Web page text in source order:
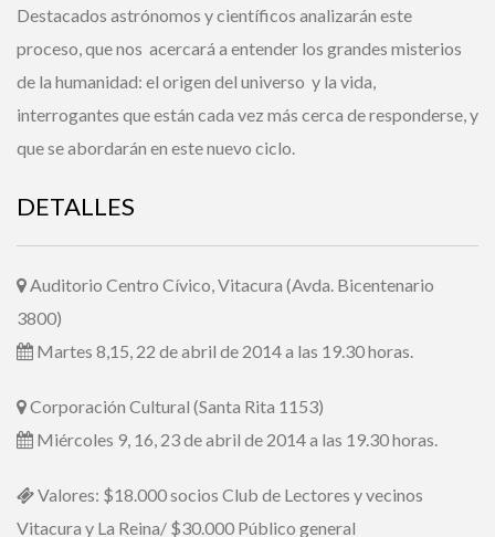
Destacados astrónomos y científicos analizarán este
proceso, que nos acercará a entender los grandes misterios
de la humanidad: el origen del universo y la vida,
interrogantes que están cada vez más cerca de
responderse, y que se abordarán en este nuevo ciclo.
DETALLES
Auditorio Centro Cívico, Vitacura (Avda. Bicentenario
3800)
Martes 8,15, 22 de abril de 2014 a las 19.30 horas.
Corporación Cultural (Santa Rita 1153)
Miércoles 9, 16, 23 de abril de 2014 a las 19.30 horas.
Valores: $18.000 socios Club de Lectores y vecinos
Vitacura y La Reina/ $30.000 Público general
¿ No tiene una suscripción digital a
Encuentros El Mercurio ?
Suscríbase